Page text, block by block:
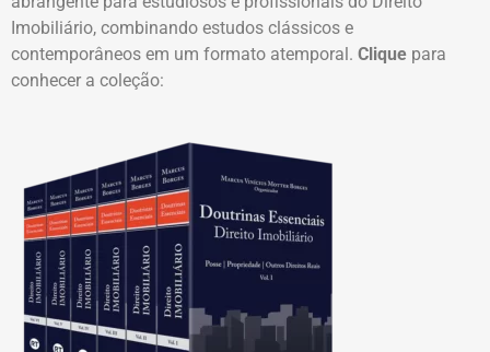
Imobiliário, combinando estudos clássicos e
contemporâneos em um formato atemporal. Clique para
conhecer a coleção: